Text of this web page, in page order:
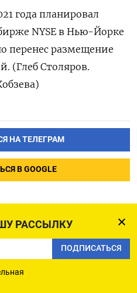
РАССЫЛКУ
ПОДПИСАТЬСЯ
года планировал
NYSE в Нью-Йорке
перенес размещение
(Глеб Столяров.
НА ТЕЛЕГРАМ
В GOOGLE
НХЗ